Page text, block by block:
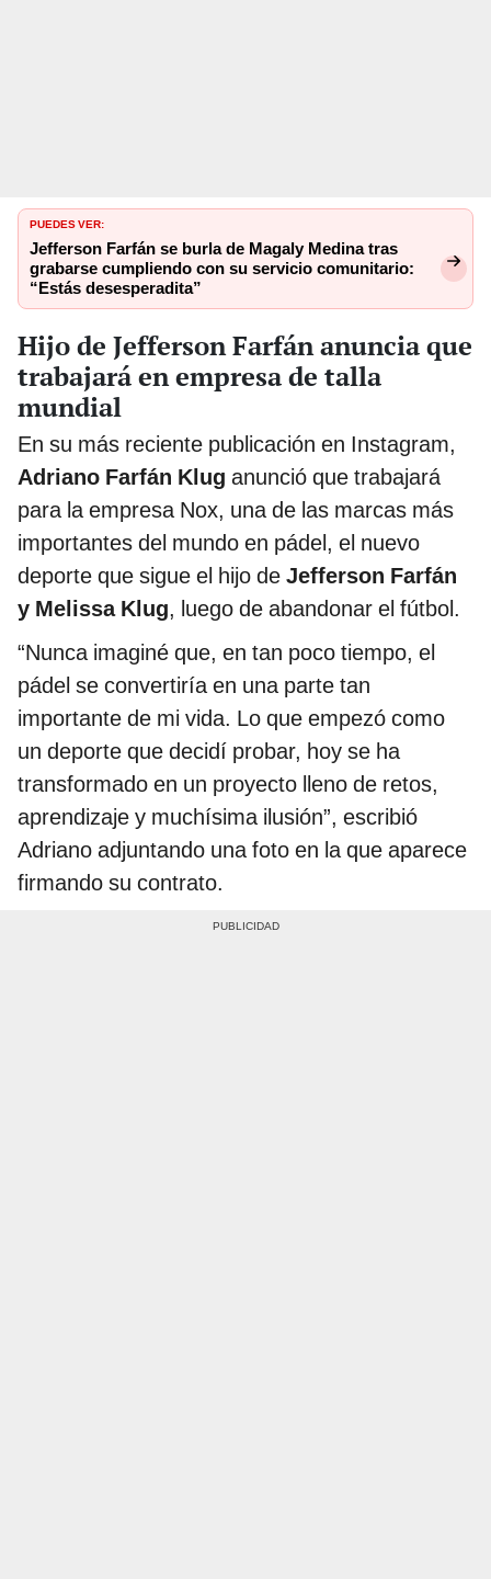
PUEDES VER:
Jefferson Farfán se burla de Magaly Medina tras
grabarse cumpliendo con su servicio comunitario:
“Estás desesperadita”
Hijo de Jefferson Farfán anuncia que
trabajará en empresa de talla
mundial
En su más reciente publicación en Instagram,
Adriano Farfán Klug anunció que trabajará
para la empresa Nox, una de las marcas más
importantes del mundo en pádel, el nuevo
deporte que sigue el hijo de Jefferson Farfán
y Melissa Klug, luego de abandonar el fútbol.
“Nunca imaginé que, en tan poco tiempo, el
pádel se convertiría en una parte tan
importante de mi vida. Lo que empezó como
un deporte que decidí probar, hoy se ha
transformado en un proyecto lleno de retos,
aprendizaje y muchísima ilusión”, escribió
Adriano adjuntando una foto en la que aparece
firmando su contrato.